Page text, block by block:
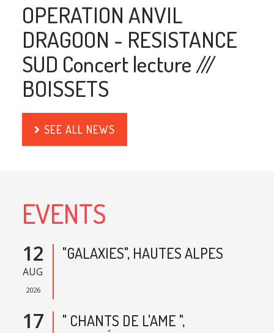
OPERATION ANVIL
DRAGOON - RESISTANCE
SUD Concert lecture ///
BOISSETS
SEE ALL NEWS
EVENTS
12
AUG
2026
"GALAXIES", HAUTES ALPES
17
" CHANTS DE L'AME ",